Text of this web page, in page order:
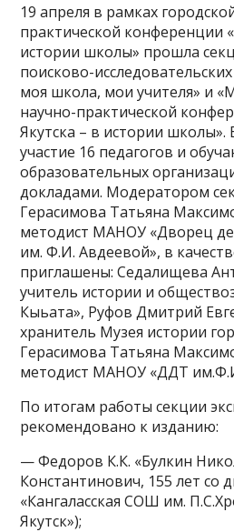
19 апреля в рамках
практической конференции
истории школы» прошла
поисково-
моя школа, мои учителя» и
научно-практической
Якутска – в истории школы».
участие 16 педагогов и
образовательных
докладами. Модератором
Герасимова Татьяна
методист МАНОУ «Дворец
им. Ф.И. Авдеевой», в
приглашены: Седалищева
учитель истории и
Кыьата», Руфов Дмитрий
хранитель Музея истории
Герасимова Татьяна
методист МАНОУ «ДДТ
По итогам работы секции
рекомендовано к изданию:
— Федоров К.К. «Булкин
Константинович, 155 лет со
«Кангаласская СОШ им.
Якутск»);